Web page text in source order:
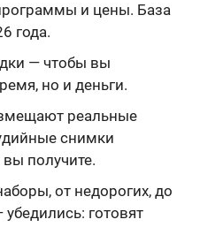
и цены. База
года.
— чтобы вы
но и деньги.
реальные
снимки
вы получите.
от недорогих, до
готовят